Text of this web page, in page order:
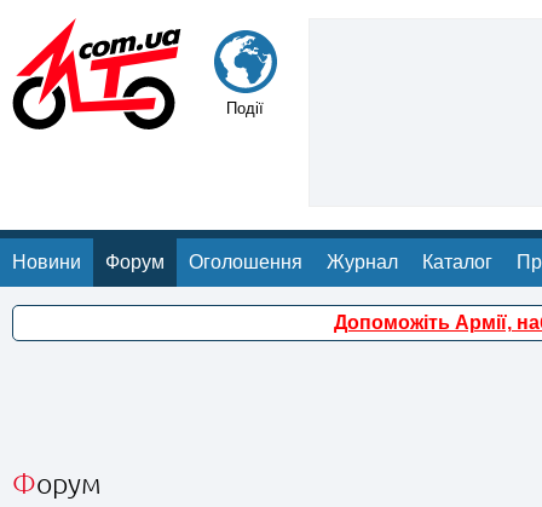
Події
Новини Форум Оголошення Журнал Каталог
Допоможіть Армії,
Форум